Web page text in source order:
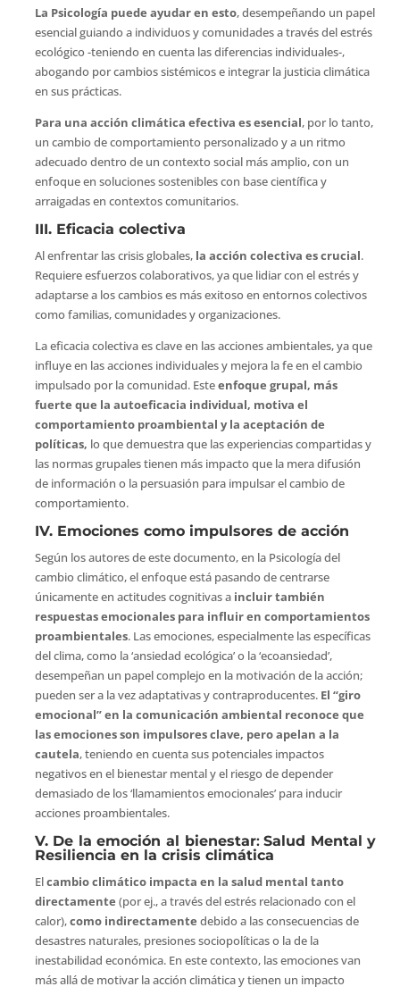
La Psicología puede ayudar en esto, desempeñando un papel
esencial guiando a individuos y comunidades a través del estrés
ecológico -teniendo en cuenta las diferencias individuales-,
abogando por cambios sistémicos e integrar la justicia climática
en sus prácticas.
Para una acción climática efectiva es esencial, por lo tanto,
un cambio de comportamiento personalizado y a un ritmo
adecuado dentro de un contexto social más amplio, con un
enfoque en soluciones sostenibles con base científica y
arraigadas en contextos comunitarios.
III. Eficacia colectiva
Al enfrentar las crisis globales, la acción colectiva es crucial.
Requiere esfuerzos colaborativos, ya que lidiar con el estrés y
adaptarse a los cambios es más exitoso en entornos colectivos
como familias, comunidades y organizaciones.
La eficacia colectiva es clave en las acciones ambientales, ya que
influye en las acciones individuales y mejora la fe en el cambio
impulsado por la comunidad. Esteenfoque grupal, más
fuerte que la autoeficacia individual, motiva el
comportamiento proambiental y la aceptación de
políticas, lo que demuestra que las experiencias compartidas y
las normas grupales tienen más impacto que la mera difusión
de información o la persuasión para impulsar el cambio de
comportamiento.
IV. Emociones como impulsores de acción
Según los autores de este documento, en la Psicología del
cambio climático, el enfoque está pasando de centrarse
únicamente en actitudes cognitivas a incluir también
respuestas emocionales para influir en comportamientos
proambientales. Las emociones, especialmente las específicas
del clima, como la ‘ansiedad ecológica’ o la ‘ecoansiedad’,
desempeñan un papel complejo en la motivación de la acción;
pueden ser a la vez adaptativas y contraproducentes. El “giro
emocional” en la comunicación ambiental reconoce que
las emociones son impulsores clave, pero apelan a la
cautela, teniendo en cuenta sus potenciales impactos
negativos en el bienestar mental y el riesgo de depender
demasiado de los ‘llamamientos emocionales’ para inducir
acciones proambientales.
V. De la emoción al bienestar:Salud Mental y
Resiliencia en la crisis climática
Elcambio climático impacta en la salud mental tanto
directamente (por ej., a través del estrés relacionado con el
calor),como indirectamente debido a las consecuencias de
desastres naturales, presiones sociopolíticas o la de la
inestabilidad económica. En este contexto, las emociones van
más allá de motivar la acción climática y tienen un impacto